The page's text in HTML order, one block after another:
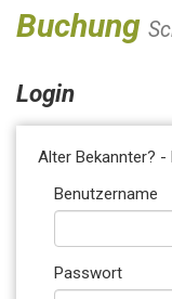
Buchung
Login
Alter Bekannter? -
Benutzername
Passwort